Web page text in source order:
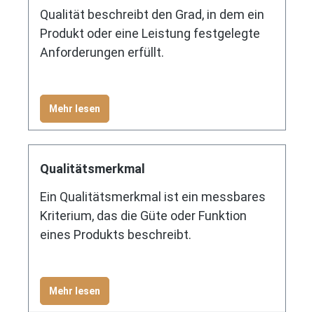
Qualität beschreibt den Grad, in dem ein
Produkt oder eine Leistung festgelegte
Anforderungen erfüllt.
Mehr lesen
Qualitätsmerkmal
Ein Qualitätsmerkmal ist ein messbares
Kriterium, das die Güte oder Funktion
eines Produkts beschreibt.
Mehr lesen